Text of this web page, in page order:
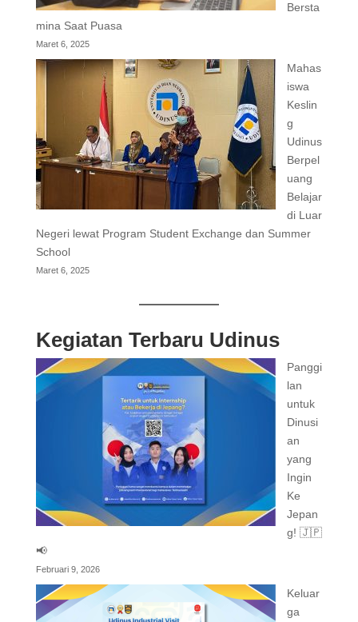
Bersta
mina Saat Puasa
Maret 6, 2025
Mahas
iswa
Keslin
g
Udinus
Berpel
uang
Belajar
di Luar
Negeri lewat Program Student Exchange dan Summer
School
Maret 6, 2025
Kegiatan Terbaru Udinus
Panggi
lan
untuk
Dinusi
an
yang
Ingin
Ke
Jepan
g! 🇯🇵
📢
Februari 9, 2026
Keluar
ga